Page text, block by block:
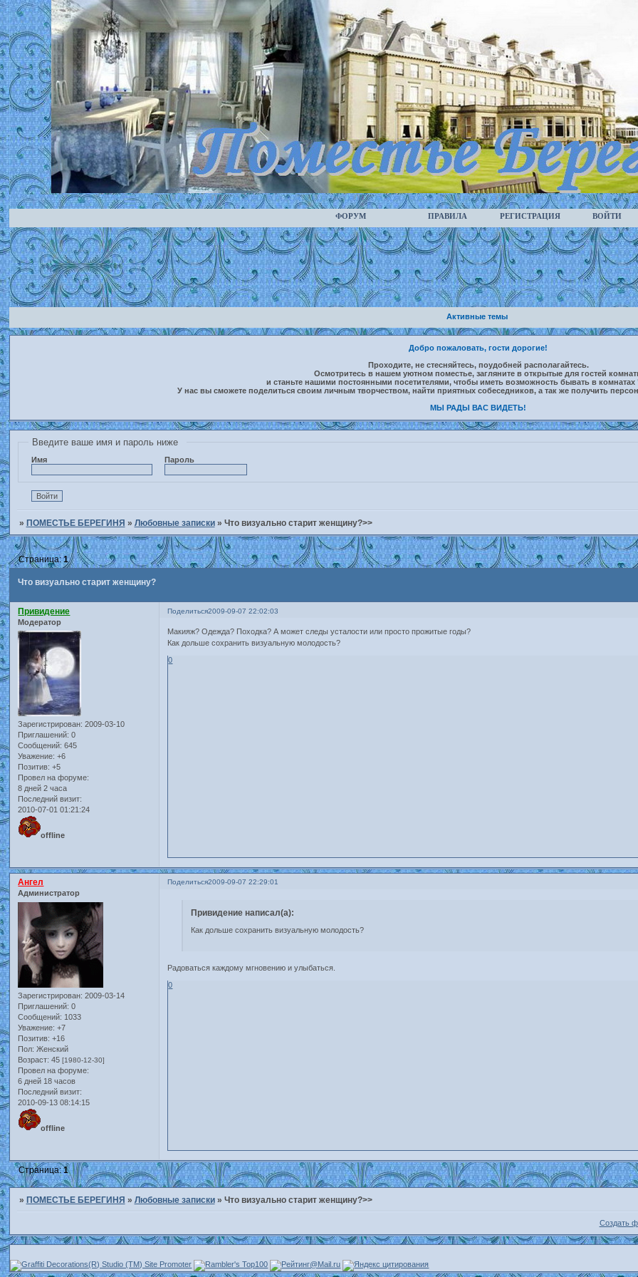
ФОРУМ ПРАВИЛА РЕГИСТРАЦИЯ ВОЙТИ
Активные темы
Добро пожаловать, гости дорогие!
Проходите, не стесняйтесь, поудобней располагайтесь.
Осмотритесь в нашем уютном поместье, загляните в открытые для гостей
и станьте нашими постоянными посетителями, чтобы иметь возможность бывать в комнатах
У нас вы сможете поделиться своим личным творчеством, найти приятных собеседников, а так же получить
МЫ РАДЫ ВАС ВИДЕТЬ!
Введите ваше имя и пароль ниже
Имя Пароль
» ПОМЕСТЬЕ БЕРЕГИНЯ » Любовные записки » Что визуально старит женщину?>>
Что визуально старит женщину?
Страница:1
Поделиться2009-09-07 22:02:03
Привидение
Модератор
Зарегистрирован: 2009-03-10
Приглашений: 0
Сообщений: 645
Уважение: +6
Позитив: +5
Провел на форуме:
8 дней 2 часа
Последний визит:
2010-07-01 01:21:24
offline
Макияж? Одежда? Походка? А может следы усталости или просто прожитые годы?
Как дольше сохранить визуальную молодость?
0
Поделиться2009-09-07 22:29:01
Ангел
Администратор
Зарегистрирован: 2009-03-14
Приглашений: 0
Сообщений: 1033
Уважение: +7
Позитив: +16
Пол: Женский
Возраст: 45[1980-12-30]
Провел на форуме:
6 дней 18 часов
Последний визит:
2010-09-13 08:14:15
offline
Привидение написал(а):
Как дольше сохранить визуальную молодость?
Радоваться каждому мгновению и улыбаться.
0
Страница:1
» ПОМЕСТЬЕ БЕРЕГИНЯ » Любовные записки » Что визуально старит женщину?>>
Создать